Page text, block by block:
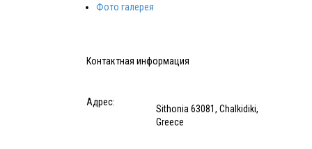
Фото галерея
Контактная информация
Адрес:
Sithonia 63081, Chalkidiki,
Greece